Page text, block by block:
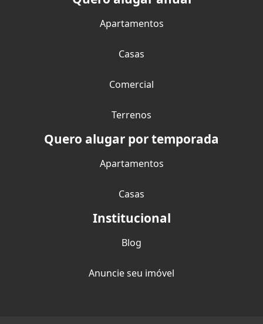
Apartamentos
Casas
Comercial
Terrenos
Quero alugar por temporada
Apartamentos
Casas
Institucional
Blog
Anuncie seu imóvel